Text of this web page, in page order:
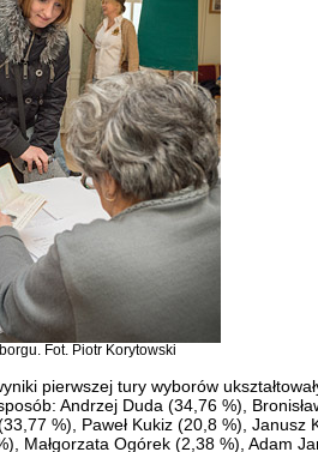
Fot. Piotr Korytowski
pierwszej tury wyborów
Andrzej Duda (34,76 %),
%), Paweł Kukiz (20,8 %), Janusz
Małgorzata Ogórek (2,38 %), Adam